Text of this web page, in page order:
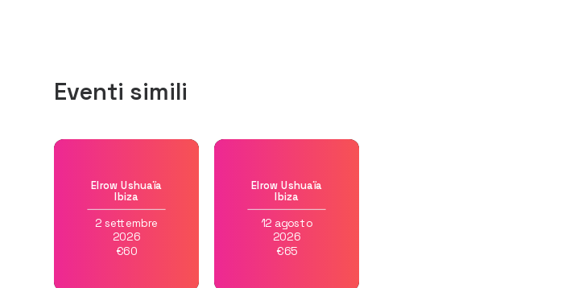
Eventi simili
Elrow Ushuaïa
Ibiza
2 settembre
2026
€60
Elrow Ushuaïa
Ibiza
12 agosto
2026
€65